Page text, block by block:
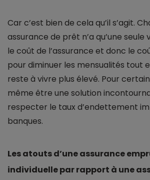
Car c’est bien de cela qu’il s’agit.
assurance de prêt n’a qu’une seule
le coût de l’assurance et donc le
pour diminuer les mensualités tout
reste à vivre plus élevé. Pour
même être une solution
respecter le taux d’endettement
banques.
Les atouts d’une assurance
individuelle par rapport à une